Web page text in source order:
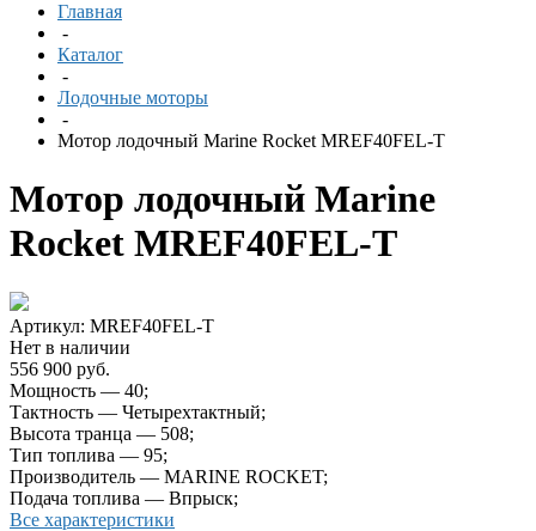
Главная
-
Каталог
-
Лодочные моторы
-
Мотор лодочный Marine Rocket MREF40FEL-T
Мотор лодочный Marine
Rocket MREF40FEL-T
Артикул: MREF40FEL-T
Нет в наличии
556 900 руб.
Мощность — 40;
Тактность — Четырехтактный;
Высота транца — 508;
Тип топлива — 95;
Производитель — MARINE ROCKET;
Подача топлива — Впрыск;
Все характеристики